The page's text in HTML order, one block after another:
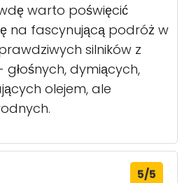
warto poświęcić
na fascynującą podróż w
silników z
głośnych, dymiących,
olejem, ale
5/5